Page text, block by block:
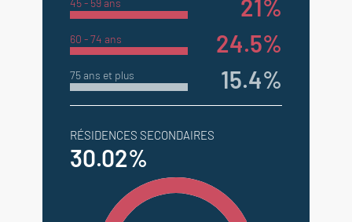
45 - 59 ans 21%
60 - 74 ans 24.5%
75 ans et plus 15.4%
RÉSIDENCES SECONDAIRES
30.02%